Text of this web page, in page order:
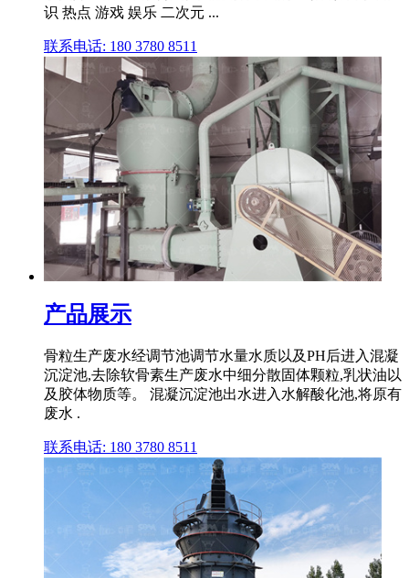
识 热点 游戏 娱乐 二次元 ...
联系电话: 180 3780 8511
产品展示
骨粒生产废水经调节池调节水量水质以及PH后进入混凝
沉淀池,去除软骨素生产废水中细分散固体颗粒,乳状油以
及胶体物质等。 混凝沉淀池出水进入水解酸化池,将原有
废水 .
联系电话: 180 3780 8511